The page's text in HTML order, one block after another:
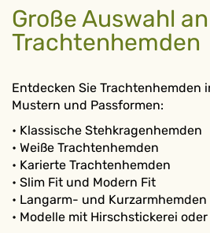
Große Auswahl
Trachtenhemden
Entdecken Sie Trachtenhemden
Mustern und Passformen:
• Klassische Stehkragenhemden
• Weiße Trachtenhemden
• Karierte Trachtenhemden
• Slim Fit und Modern Fit
• Langarm- und Kurzarmhemden
• Modelle mit Hirschstickerei